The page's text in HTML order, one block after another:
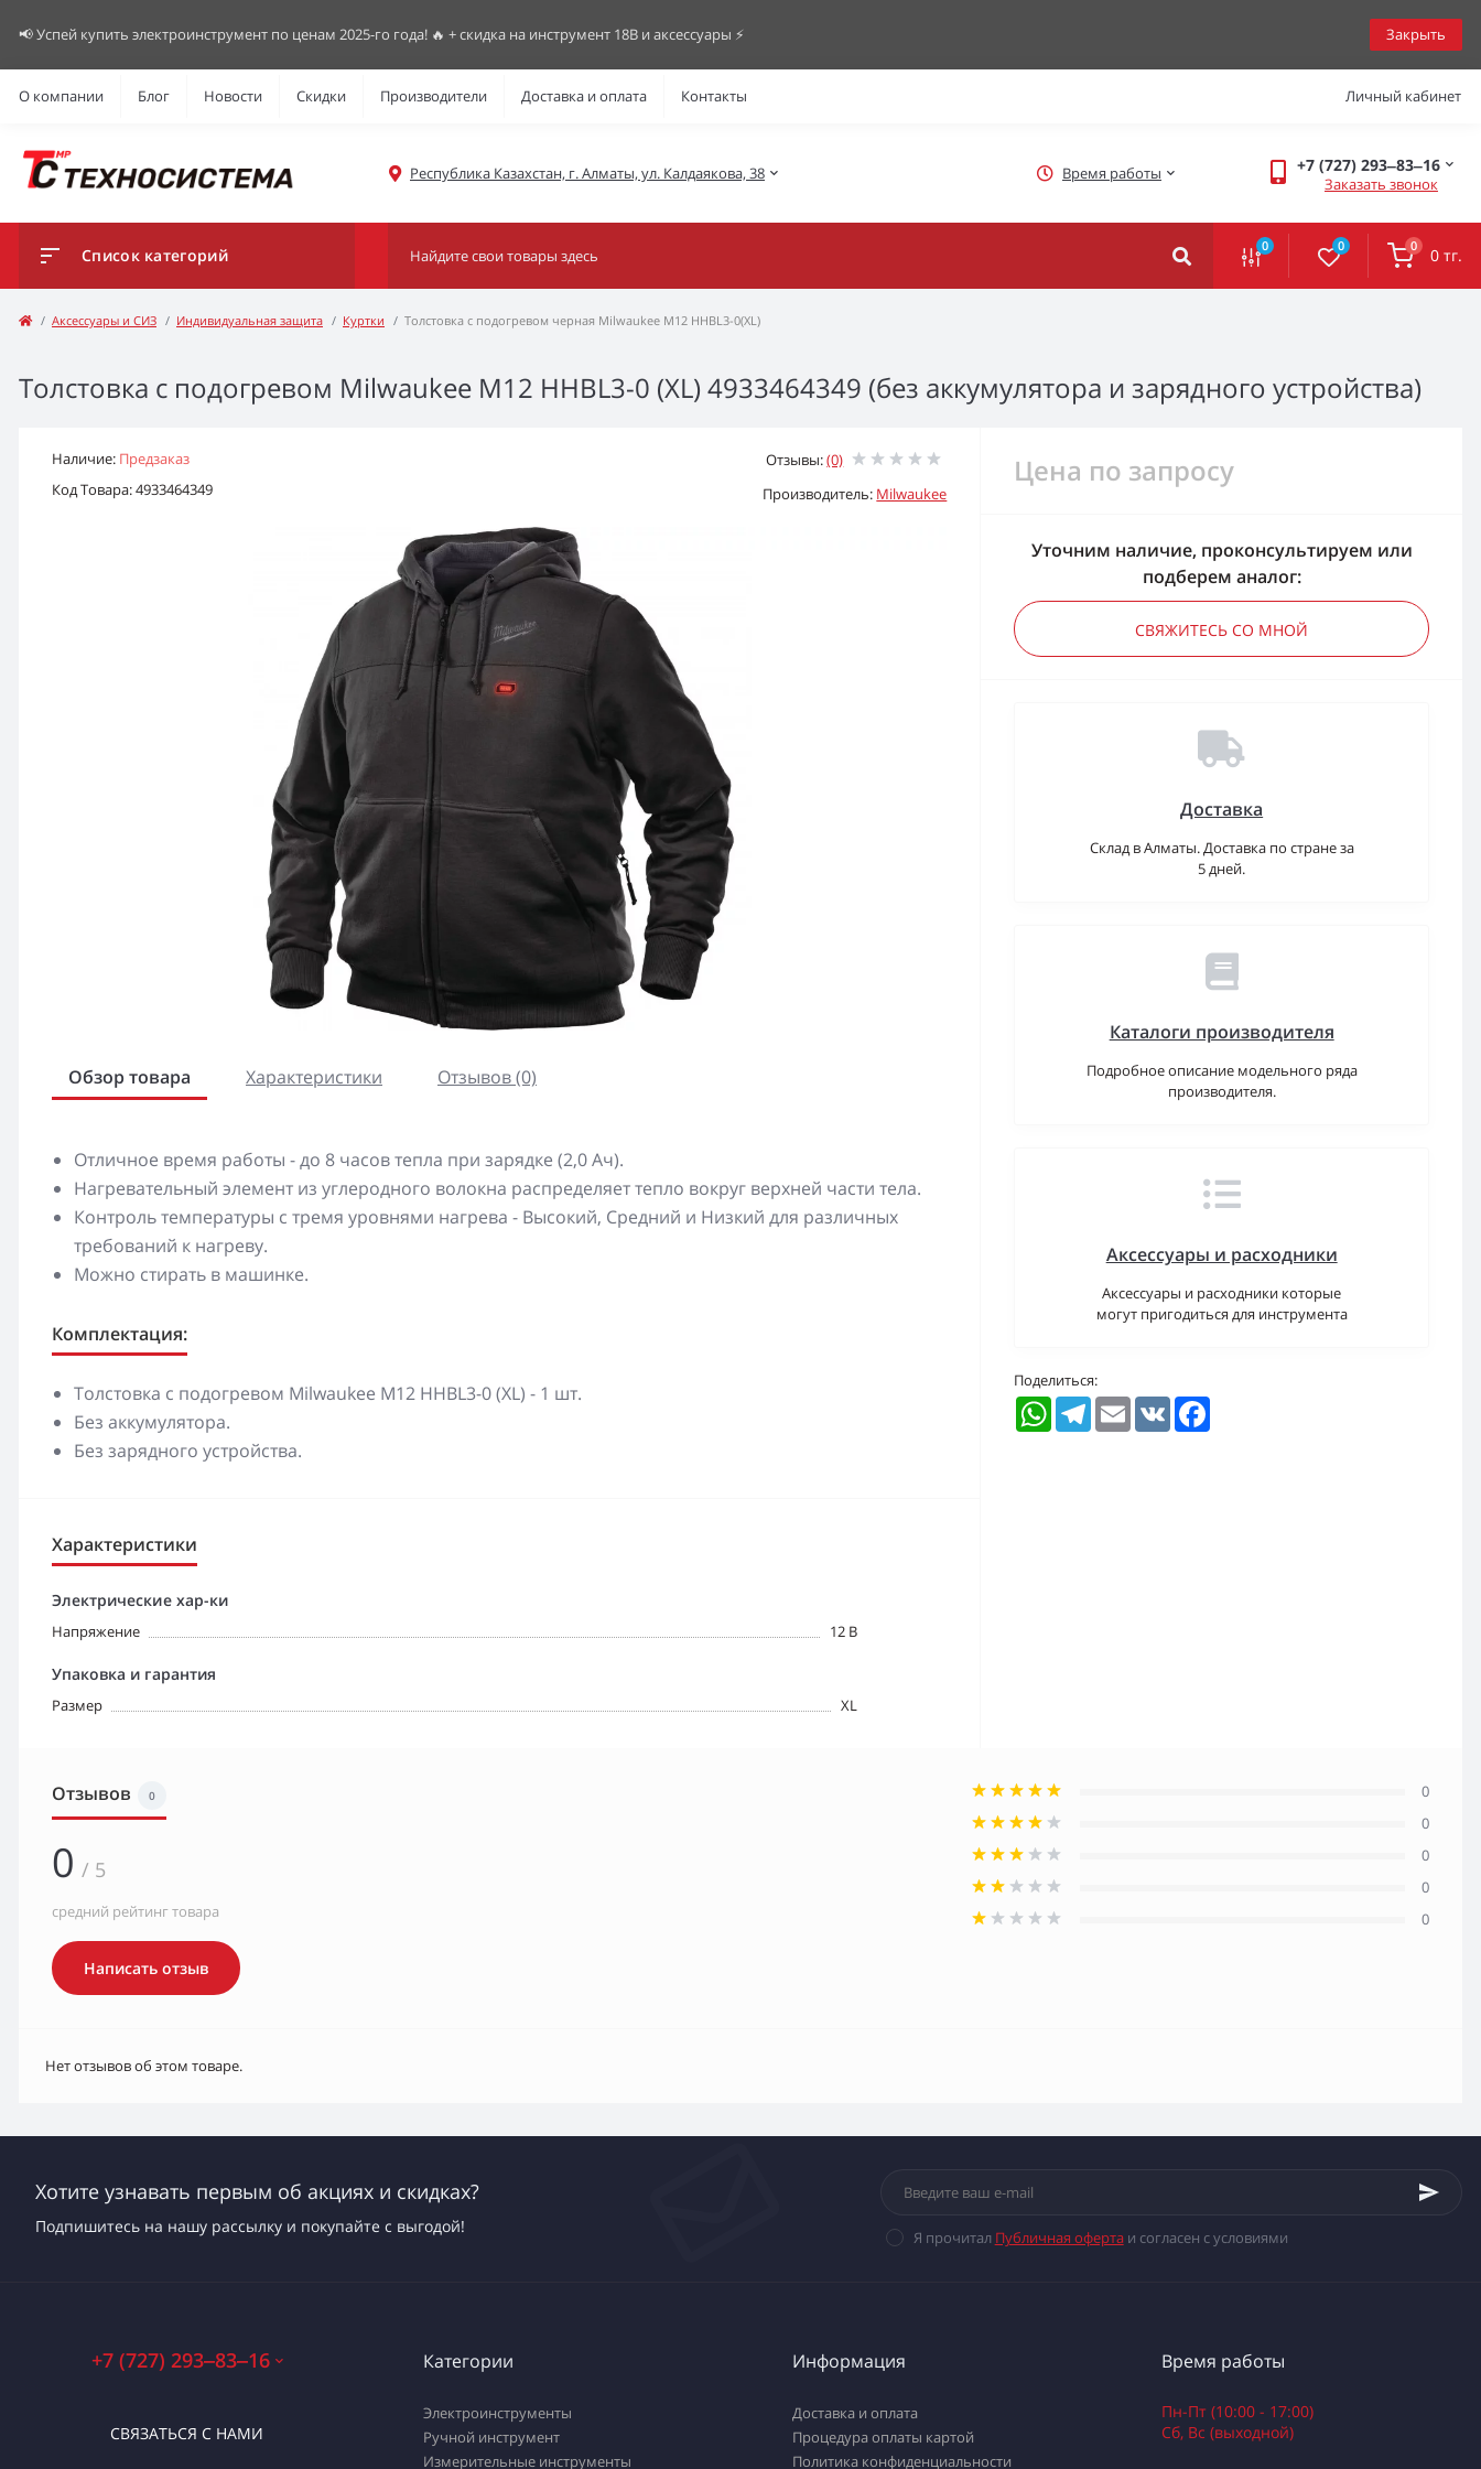
📢 Успей купить электроинструмент по ценам 2025-го года! 🔥 + скидка на инструмент 18В и аксессуары ⚡️ Закрыть
О компании Блог Новости Скидки Производители Доставка и оплата Контакты Личный кабинет
Республика Казахстан, г. Алматы, ул. Калдаякова, 38 Время работы +7 (727) 293‒83‒16
Заказать звонок
Список категорий 0 0 0 0 тг.
Аксессуары и СИЗ Индивидуальная защита Куртки Толстовка с подогревом черная Milwaukee M12 HHBL3-0(XL)
Толстовка с подогревом Milwaukee M12 HHBL3-0 (XL) 4933464349 (без аккумулятора и зарядного устройства)
Наличие: Предзаказ
Код Товара: 4933464349
Отзывы:(0)
Производитель: Milwaukee
Обзор товара Характеристики Отзывов (0)
Отличное время работы - до 8 часов тепла при зарядке (2,0 Ач).
Нагревательный элемент из углеродного волокна распределяет тепло вокруг верхней части тела.
Контроль температуры с тремя уровнями нагрева - Высокий, Средний и Низкий для различных
требований к нагреву.
Можно стирать в машинке.
Комплектация:
Толстовка с подогревом Milwaukee M12 HHBL3-0 (XL) - 1 шт.
Без аккумулятора.
Без зарядного устройства.
Характеристики
Электрические хар-ки
Напряжение 12 B
Упаковка и гарантия
Размер XL
Цена по запросу
Уточним наличие, проконсультируем или
подберем аналог:
СВЯЖИТЕСЬ СО МНОЙ
Доставка
Склад в Алматы. Доставка по стране за
5 дней.
Каталоги производителя
Подробное описание модельного ряда
производителя.
Аксессуары и расходники
Аксессуары и расходники которые
могут пригодиться для инструмента
Поделиться:
WhatsAppTelegramEmail VK
Отзывов 0
0 / 5
средний рейтинг товара
Написать отзыв
0
0
0
0
0
Нет отзывов об этом товаре.
Хотите узнавать первым об акциях и скидках?
Подпишитесь на нашу рассылку и покупайте с выгодой!
Я прочитал Публичная офертаи согласен с условиями
+7 (727) 293‒83‒16
СВЯЗАТЬСЯ С НАМИ
Категории
Электроинструменты
Ручной инструмент
Измерительные инструменты
Информация
Доставка и оплата
Процедура оплаты картой
Политика конфиденциальности
Время работы
Пн-Пт (10:00 - 17:00)
Сб, Вс (выходной)